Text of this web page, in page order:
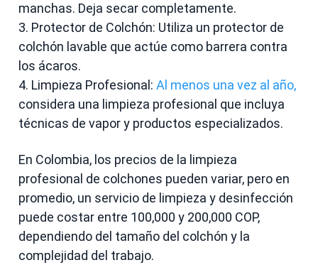
manchas. Deja secar completamente.
3. Protector de Colchón: Utiliza un protector de
colchón lavable que actúe como barrera contra
los ácaros.
4. Limpieza Profesional: Al menos una vez al año,
considera una limpieza profesional que incluya
técnicas de vapor y productos especializados.
En Colombia, los precios de la limpieza
profesional de colchones pueden variar, pero en
promedio, un servicio de limpieza y desinfección
puede costar entre 100,000 y 200,000 COP,
dependiendo del tamaño del colchón y la
complejidad del trabajo.